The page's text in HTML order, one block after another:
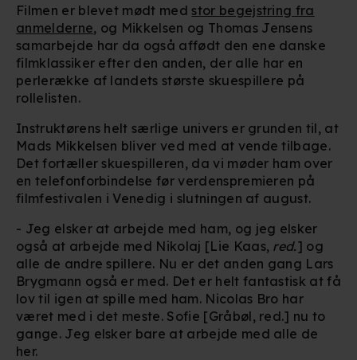
Filmen er blevet mødt medstor begejstring fra
anmelderne, og Mikkelsen og Thomas Jensens
samarbejde har da også affødt den ene danske
filmklassiker efter den anden, der alle har en
perlerække af landets største skuespillere på
rollelisten.
Instruktørens helt særlige univers er grunden til, at
Mads Mikkelsen bliver ved med at vende tilbage.
Det fortæller skuespilleren, da vi møder ham over
en telefonforbindelse før verdenspremieren på
filmfestivalen i Venedig i slutningen af august.
- Jeg elsker at arbejde med ham, og jeg elsker
også at arbejde med Nikolaj [Lie Kaas, red.] og
alle de andre spillere. Nu er det anden gang Lars
Brygmann også er med. Det er helt fantastisk at få
lov til igen at spille med ham. Nicolas Bro har
været med i det meste. Sofie [Gråbøl, red.] nu to
gange. Jeg elsker bare at arbejde med alle de
her.